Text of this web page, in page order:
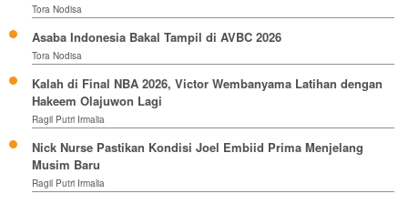
Tora Nodisa
Asaba Indonesia Bakal Tampil di AVBC 2026
Tora Nodisa
Kalah di Final NBA 2026, Victor Wembanyama Latihan dengan
Hakeem Olajuwon Lagi
Ragil Putri Irmalia
Nick Nurse Pastikan Kondisi Joel Embiid Prima Menjelang
Musim Baru
Ragil Putri Irmalia